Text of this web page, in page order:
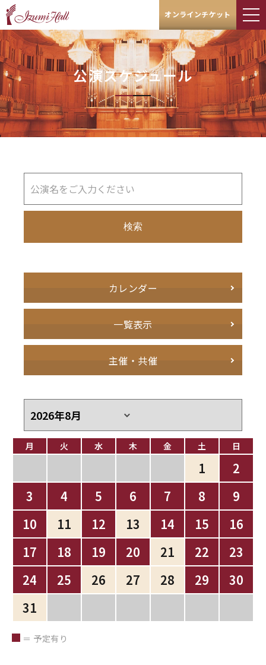
オンラインチケット
公演スケジュール
検索
カレンダー
一覧表示
主催・共催
月 火 水 木 金 土 日
1
2
3
4 5 6 7 8
9
10
11 12 13 14 15
16
17
18 19 20 21 22
23
24
25 26 27 28 29
30
31
＝ 予定有り